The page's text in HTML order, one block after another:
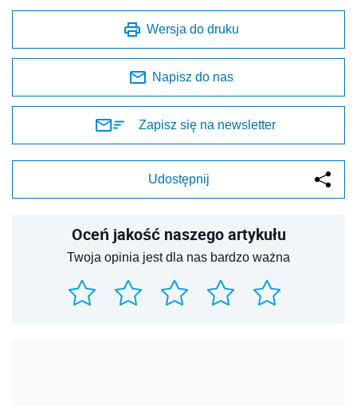
Wersja do druku
Napisz do nas
Zapisz się na newsletter
Udostępnij
Oceń jakość naszego artykułu
Twoja opinia jest dla nas bardzo ważna